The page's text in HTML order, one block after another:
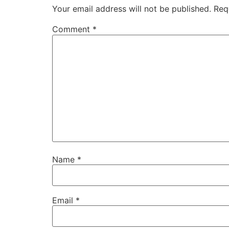
Your email address will not be published.
Comment *
Name *
Email *